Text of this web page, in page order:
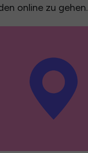
online zu gehen.